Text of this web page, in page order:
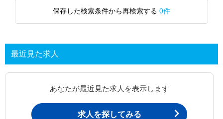
保存した検索条件から再検索する 0件
最近見た求人
あなたが最近見た求人を表示します
求人を探してみる